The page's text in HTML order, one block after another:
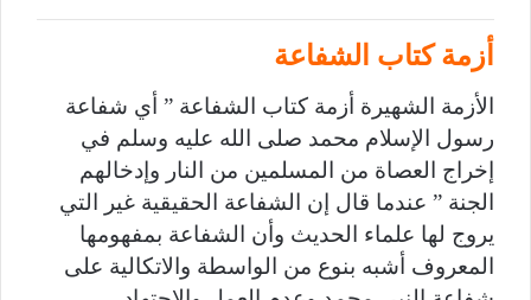
أزمة كتاب الشفاعة
الأزمة الشهيرة أزمة كتاب الشفاعة ” أي شفاعة
رسول الإسلام محمد صلى الله عليه وسلم في
إخراج العصاة من المسلمين من النار وإدخالهم
الجنة ” عندما قال إن الشفاعة الحقيقية غير التي
يروج لها علماء الحديث وأن الشفاعة بمفهومها
المعروف أشبه بنوع من الواسطة والاتكالية على